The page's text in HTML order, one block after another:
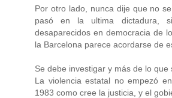
Por otro lado, nunca dije que no
pasó en la ultima dictadura,
desaparecidos en democracia de
la Barcelona parece acordarse de
Se debe investigar y más de lo que
La violencia estatal no empezó
1983 como cree la justicia, y el